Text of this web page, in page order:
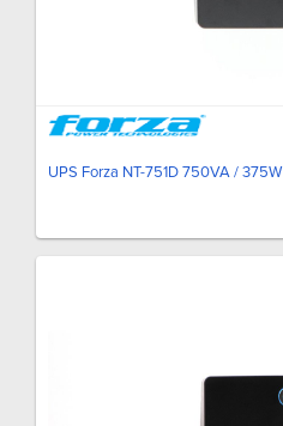
UPS Forza NT-751D 750VA / 375W